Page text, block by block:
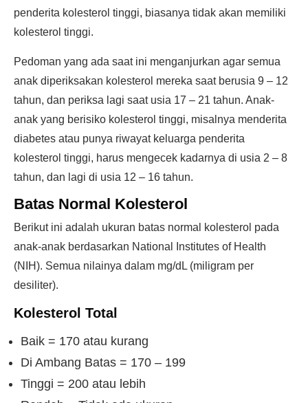
penderita kolesterol tinggi, biasanya tidak akan memiliki
kolesterol tinggi.
Pedoman yang ada saat ini menganjurkan agar semua
anak diperiksakan kolesterol mereka saat berusia 9 – 12
tahun, dan periksa lagi saat usia 17 – 21 tahun. Anak-
anak yang berisiko kolesterol tinggi, misalnya menderita
diabetes atau punya riwayat keluarga penderita
kolesterol tinggi, harus mengecek kadarnya di usia 2 – 8
tahun, dan lagi di usia 12 – 16 tahun.
Batas Normal Kolesterol
Berikut ini adalah ukuran batas normal kolesterol pada
anak-anak berdasarkan National Institutes of Health
(NIH). Semua nilainya dalam mg/dL (miligram per
desiliter).
Kolesterol Total
Baik = 170 atau kurang
Di Ambang Batas = 170 – 199
Tinggi = 200 atau lebih